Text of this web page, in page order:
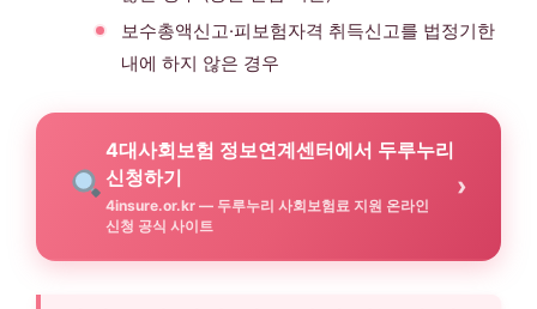
보수총액신고·피보험자격 취득신고를 법정기한
내에 하지 않은 경우
4대사회보험 정보연계센터에서 두루누리
신청하기
4insure.or.kr — 두루누리 사회보험료 지원 온라인
신청 공식 사이트
›